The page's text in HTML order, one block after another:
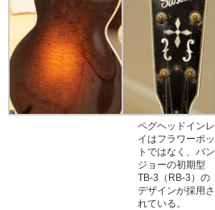
ペグヘッドインレ
イはフラワーポッ
トではなく、バン
ジョーの初期型
TB-3（RB-3）の
デザインが採用さ
れている。